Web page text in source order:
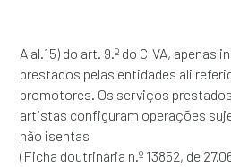
A al.15) do art. 9.º do CIVA, apenas
prestados pelas entidades ali
promotores. Os serviços
artistas configuram operações
não isentas
(Ficha doutrinária n.º 13852, de